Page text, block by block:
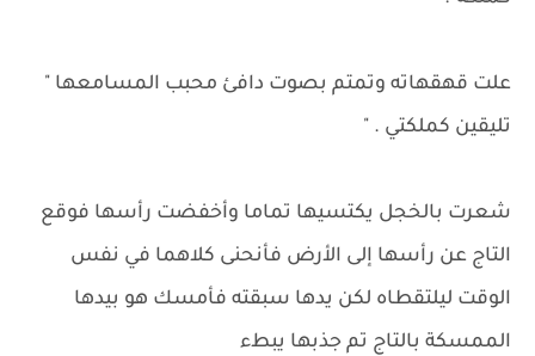
علت قهقهاته وتمتم بصوت دافئ محبب المسامعها "
تليقين كملكتي . "
شعرت بالخجل يكتسيها تماما وأخفضت رأسها فوقع
التاج عن رأسها إلى الأرض فأنحنى كلاهما في نفس
الوقت ليلتقطاه لكن يدها سبقته فأمسك هو بيدها
الممسكة بالتاج تم جذبها يبطء